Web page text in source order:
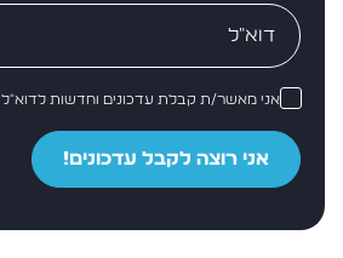
אני מאשר/ת קבלת עדכונים וחדשות לדוא״ל
אני רוצה לקבל עדכונים!